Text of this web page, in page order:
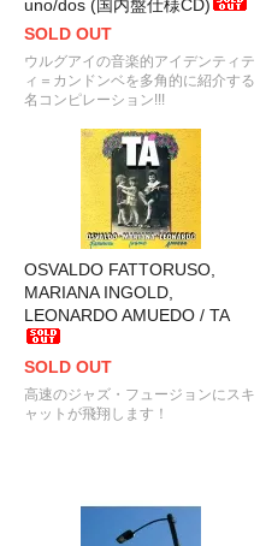
uno/dos (国内盤仕様CD)
SOLD OUT
ウルグアイの音楽的アイデンティテ
ィ＝カンドンベを多角的に紹介する
名コンピレーション!!!
OSVALDO FATTORUSO,
MARIANA INGOLD,
LEONARDO AMUEDO / TA
SOLD OUT
高速のジャズ・フュージョンにスキ
ャットが飛翔します！